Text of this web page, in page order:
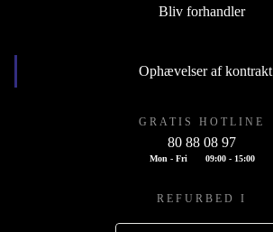
Bliv forhandler
Ophævelser af kontrakt
GRATIS HOTLINE
80 88 08 97
Mon - Fri 09:00 - 15:00
REFURBED I